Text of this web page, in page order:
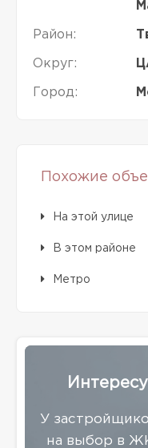
Район:
Округ:
Город:
Похожие
На этой улице
В этом районе
Метро
У
на выбор в